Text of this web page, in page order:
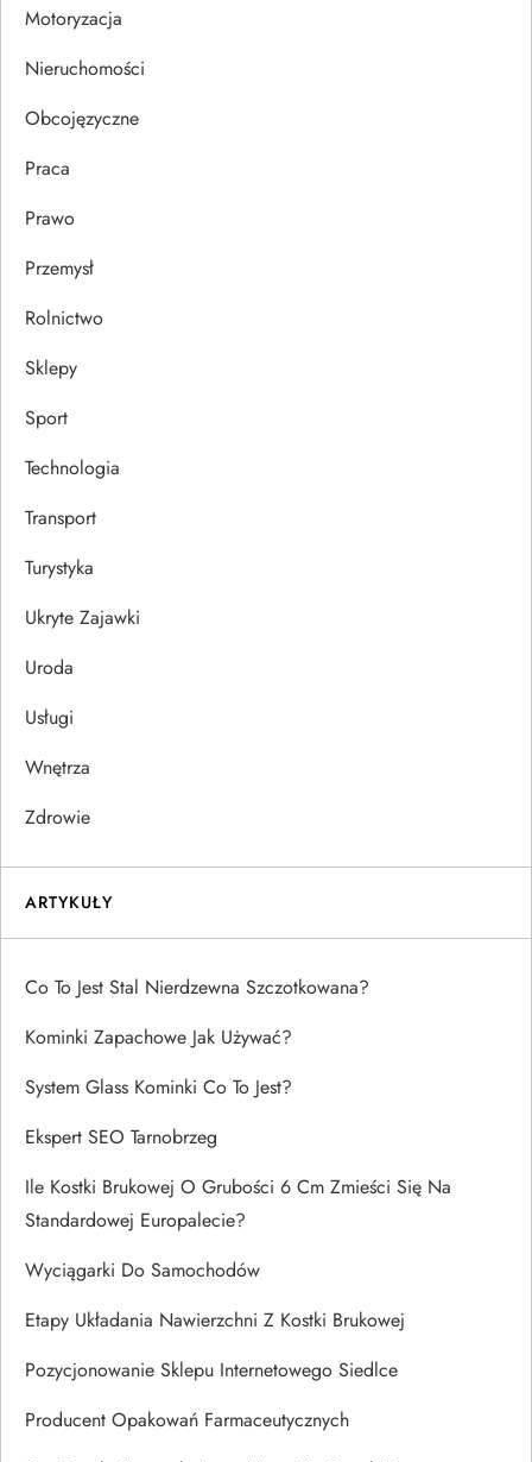
u
Motoryzacja
Nieruchomości
Obcojęzyczne
Praca
Prawo
Przemysł
Rolnictwo
Sklepy
Sport
Technologia
Transport
Turystyka
Ukryte Zajawki
Uroda
Usługi
Wnętrza
Zdrowie
ARTYKUŁY
Co To Jest Stal Nierdzewna Szczotkowana?
Kominki Zapachowe Jak Używać?
System Glass Kominki Co To Jest?
Ekspert SEO Tarnobrzeg
Ile Kostki Brukowej O Grubości 6 Cm Zmieści Się Na
Standardowej Europalecie?
Wyciągarki Do Samochodów
Etapy Układania Nawierzchni Z Kostki Brukowej
Pozycjonowanie Sklepu Internetowego Siedlce
Producent Opakowań Farmaceutycznych